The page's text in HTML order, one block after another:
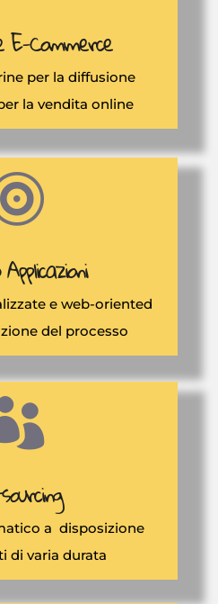
Commerce
per la diffusione
la vendita online
e web-oriented
del processo
a disposizione
di varia durata